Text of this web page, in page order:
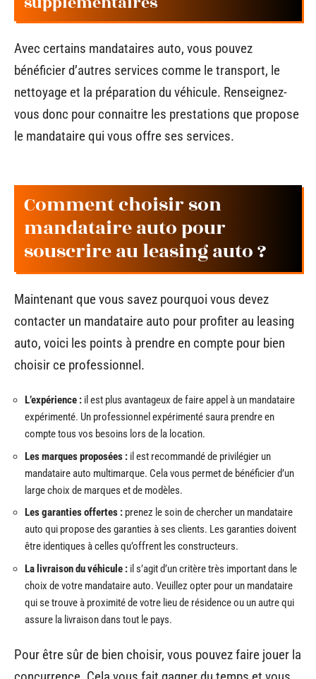
Avec certains mandataires auto, vous pouvez
bénéficier d’autres services comme le transport, le
nettoyage et la préparation du véhicule. Renseignez-
vous donc pour connaitre les prestations que propose
le mandataire qui vous offre ses services.
Comment choisir son
mandataire auto pour
souscrire au leasing auto ?
Maintenant que vous savez pourquoi vous devez
contacter un mandataire auto pour profiter au leasing
auto, voici les points à prendre en compte pour bien
choisir ce professionnel.
L’expérience : il est plus avantageux de faire appel à un mandataire
expérimenté. Un professionnel expérimenté saura prendre en
compte tous vos besoins lors de la location.
Les marques proposées : il est recommandé de privilégier un
mandataire auto multimarque. Cela vous permet de bénéficier d’un
large choix de marques et de modèles.
Les garanties offertes : prenez le soin de chercher un mandataire
auto qui propose des garanties à ses clients. Les garanties doivent
être identiques à celles qu’offrent les constructeurs.
La livraison du véhicule : il s’agit d’un critère très important dans le
choix de votre mandataire auto. Veuillez opter pour un mandataire
qui se trouve à proximité de votre lieu de résidence ou un autre qui
assure la livraison dans tout le pays.
Pour être sûr de bien choisir, vous pouvez faire jouer la